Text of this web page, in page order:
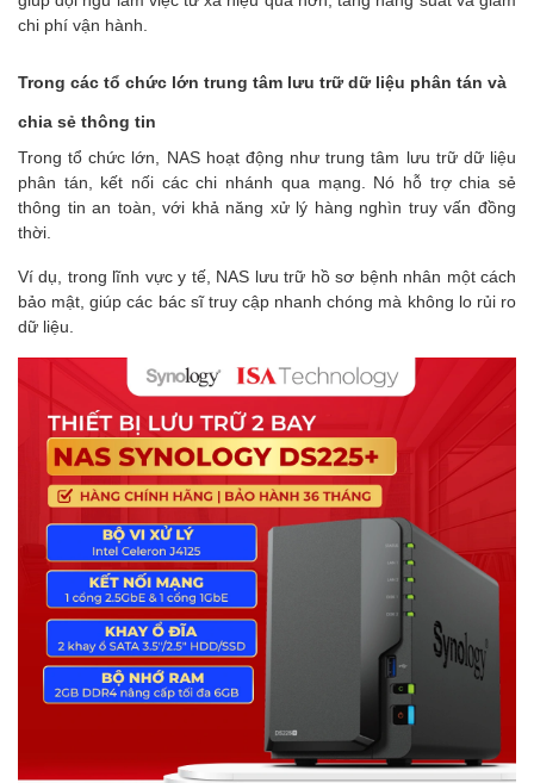
chi phí vận hành.
Trong các tổ chức lớn trung tâm lưu trữ dữ liệu phân tán và
chia sẻ thông tin
Trong tổ chức lớn, NAS hoạt động như trung tâm lưu trữ dữ liệu
phân tán, kết nối các chi nhánh qua mạng. Nó hỗ trợ chia sẻ
thông tin an toàn, với khả năng xử lý hàng nghìn truy vấn đồng
thời.
Ví dụ, trong lĩnh vực y tế, NAS lưu trữ hồ sơ bệnh nhân một cách
bảo mật, giúp các bác sĩ truy cập nhanh chóng mà không lo rủi ro
dữ liệu.